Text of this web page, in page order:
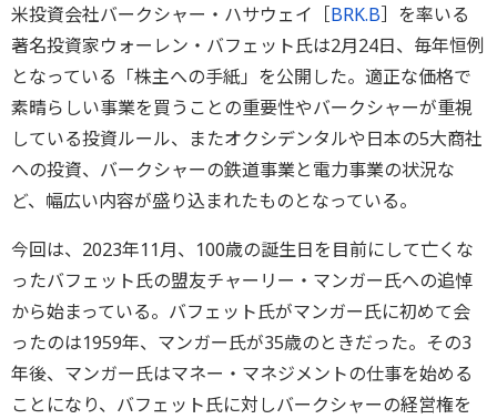
米投資会社バークシャー・ハサウェイ［BRK.B］を率いる
著名投資家ウォーレン・バフェット氏は2月24日、毎年恒例
となっている「株主への手紙」を公開した。適正な価格で
素晴らしい事業を買うことの重要性やバークシャーが重視
している投資ルール、またオクシデンタルや日本の5大商社
への投資、バークシャーの鉄道事業と電力事業の状況な
ど、幅広い内容が盛り込まれたものとなっている。
今回は、2023年11月、100歳の誕生日を目前にして亡くな
ったバフェット氏の盟友チャーリー・マンガー氏への追悼
から始まっている。バフェット氏がマンガー氏に初めて会
ったのは1959年、マンガー氏が35歳のときだった。その3
年後、マンガー氏はマネー・マネジメントの仕事を始める
ことになり、バフェット氏に対しバークシャーの経営権を